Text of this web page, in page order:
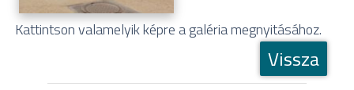
Kattintson valamelyik képre a galéria megnyitásához.
Vissza